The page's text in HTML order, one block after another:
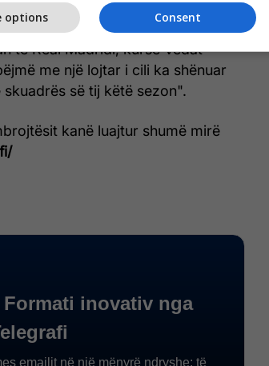
te Real Madridi, kurse Vedat
me një lojtar i cili ka shënuar
së tij këtë sezon".
kanë luajtur shumë mirë
Consent
options